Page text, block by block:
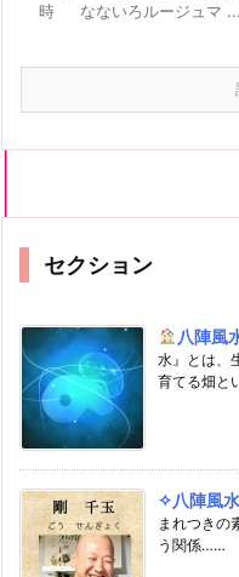
時 なないろルージュマ ...
セクション
八陣風
水』とは、
育てる畑と
✧八陣風
まれつきの
う関係……